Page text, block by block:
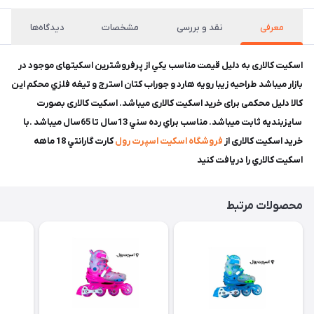
معرفی نقد و بررسی مشخصات دیدگاه‌ها
اسكيت کالاری به دلیل قیمت مناسب يكي از پرفروشترین اسكيتهای موجود در
بازار ميباشد طراحیه زیبا رويه هارد و جوراب كتان استرج و تيغه فلزي محكم اين
كالا دليل محکمی برای خرید اسكيت کالاری ميباشد. اسكيت کالاری بصورت
سايزبندیه ثابت ميباشد. مناسب براي رده سني 13سال تا 65سال ميباشد .با
خريد اسكيت کالاری از فروشگاه اسكيت اسپرت رول
كارت گارانتي 18 ماهه
اسكيت كالاري را دريافت كنيد
محصولات مرتبط